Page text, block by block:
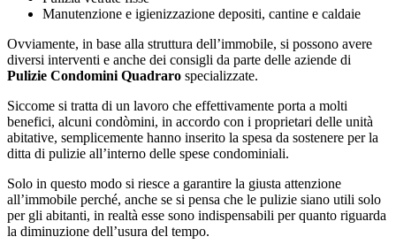
Manutenzione e igienizzazione depositi, cantine e caldaie
Ovviamente, in base alla struttura dell’immobile, si possono avere
diversi interventi e anche dei consigli da parte delle aziende di
Pulizie Condomini Quadraro specializzate.
Siccome si tratta di un lavoro che effettivamente porta a molti
benefici, alcuni condòmini, in accordo con i proprietari delle unità
abitative, semplicemente hanno inserito la spesa da sostenere per la
ditta di pulizie all’interno delle spese condominiali.
Solo in questo modo si riesce a garantire la giusta attenzione
all’immobile perché, anche se si pensa che le pulizie siano utili solo
per gli abitanti, in realtà esse sono indispensabili per quanto riguarda
la diminuzione dell’usura del tempo.